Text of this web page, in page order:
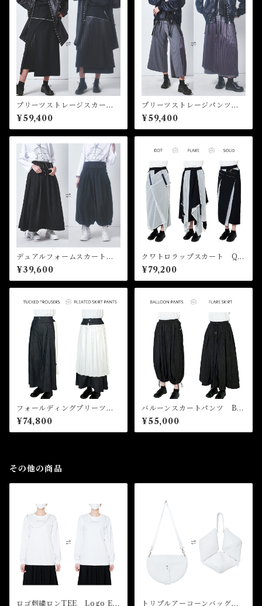
プリーツストレージスカー
ト Pleated Storage Skirt
¥59,400
プリーツストレージパンツ P
leated Storage Pants
¥59,400
デュアルフォームスカートパ
ンツ Dual Form Skirt Pant
s
¥39,600
クワトロラップスカート Qu
attro Wrap Skirt
¥79,200
フォールディングプリーツパ
ンツスカート Folding Pleat
s Pants Skirt
¥74,800
バルーンスカートパンツ Ball
oon Skirt Pants
¥55,000
その他の商品
ロゴ刺繍ロンTEE Logo Em
トリプルアーコーンバッグ T